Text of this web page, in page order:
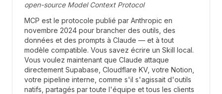
open-source Model Context Protocol
MCP est le protocole publié par Anthropic en
novembre 2024 pour brancher des outils, des
données et des prompts à Claude — et à tout
modèle compatible. Vous savez écrire un Skill local.
Vous voulez maintenant que Claude attaque
directement Supabase, Cloudflare KV, votre Notion,
votre pipeline interne, comme s'il s'agissait d'outils
natifs, partagés par toute l'équipe et tous les clients